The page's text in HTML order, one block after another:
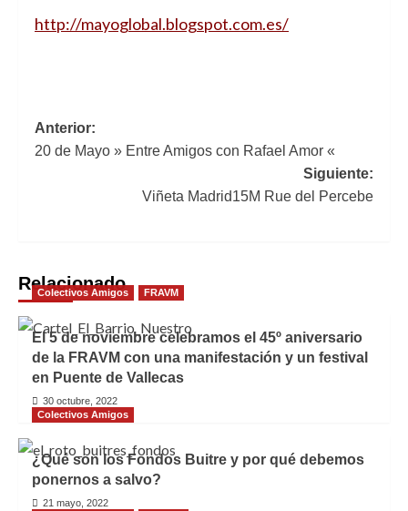
http://mayoglobal.blogspot.com.es/
Navegación
de
entradas
Anterior:
20 de Mayo » Entre Amigos con Rafael Amor «
Siguiente:
Viñeta Madrid15M Rue del Percebe
Relacionado
Colectivos Amigos FRAVM
El 5 de noviembre celebramos el 45º aniversario
de la FRAVM con una manifestación y un festival
en Puente de Vallecas
30 octubre, 2022
Colectivos Amigos
¿Qué son los Fondos Buitre y por qué debemos
ponernos a salvo?
21 mayo, 2022